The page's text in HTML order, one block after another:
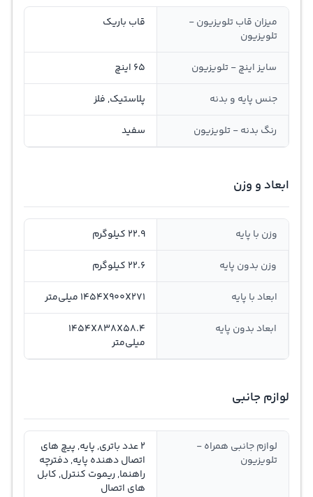
میزان قاب تلویزیون -
تلویزیون
قاب باریک
سایز اینچ - تلویزیون 65 اینچ
جنس پایه و بدنه پلاستیک, فلز
رنگ بدنه - تلویزیون سفید
ابعاد و وزن
وزن با پایه 22.9 کیلوگرم
وزن بدون پایه 22.6 کیلوگرم
ابعاد با پایه 1454X900X271 میلی‌متر
ابعاد بدون پایه
1454X838X58.4
میلی‌متر
لوازم جانبی
لوازم جانبی همراه -
تلویزیون
2 عدد باتری, پایه, پیچ های
اتصال دهنده پایه, دفترچه
راهنما, ریموت کنترل, کابل
های اتصال